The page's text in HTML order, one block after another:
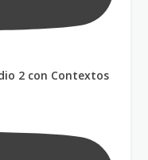
2 con Contextos